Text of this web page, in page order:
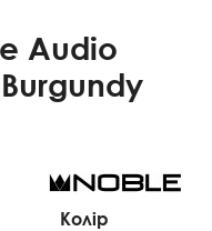
Audio
Колір